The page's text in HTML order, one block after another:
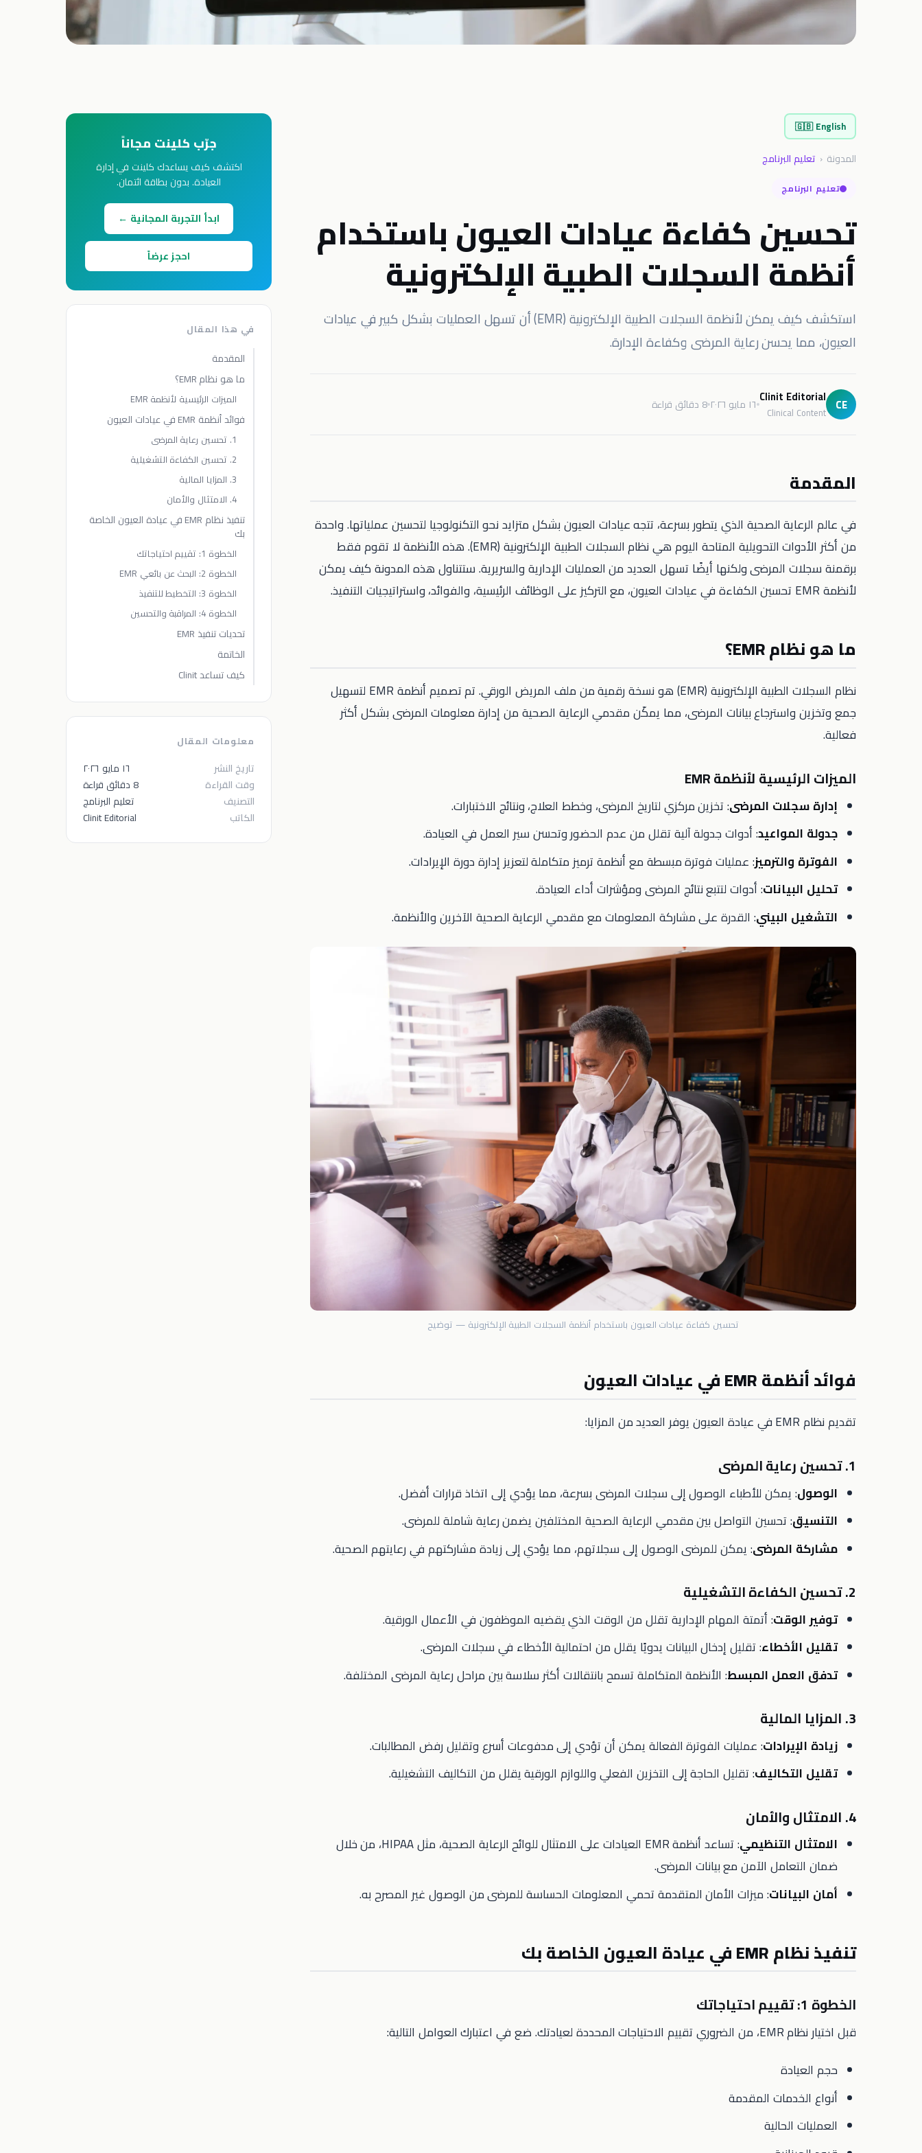
🇬🇧 English
المدونة ‹ تعليم البرنامج
تعليم البرنامج
تحسين كفاءة عيادات العيون باستخدام
أنظمة السجلات الطبية الإلكترونية
استكشف كيف يمكن لأنظمة السجلات الطبية الإلكترونية (EMR) أن تسهل العمليات بشكل كبير في عيادات
العيون، مما يحسن رعاية المرضى وكفاءة الإدارة.
CE
Clinit Editorial
Clinical Content ١٦ مايو ٢٠٢٦ 8 دقائق قراءة
المقدمة
في عالم الرعاية الصحية الذي يتطور بسرعة، تتجه عيادات العيون بشكل متزايد نحو التكنولوجيا لتحسين عملياتها. واحدة
من أكثر الأدوات التحويلية المتاحة اليوم هي نظام السجلات الطبية الإلكترونية (EMR). هذه الأنظمة لا تقوم فقط
برقمنة سجلات المرضى ولكنها أيضًا تسهل العديد من العمليات الإدارية والسريرية. ستتناول هذه المدونة كيف يمكن
لأنظمة EMR تحسين الكفاءة في عيادات العيون، مع التركيز على الوظائف الرئيسية، والفوائد، واستراتيجيات التنفيذ.
ما هو نظام EMR؟
نظام السجلات الطبية الإلكترونية (EMR) هو نسخة رقمية من ملف المريض الورقي. تم تصميم أنظمة EMR لتسهيل
جمع وتخزين واسترجاع بيانات المرضى، مما يمكّن مقدمي الرعاية الصحية من إدارة معلومات المرضى بشكل أكثر
فعالية.
الميزات الرئيسية لأنظمة EMR
إدارة سجلات المرضى: تخزين مركزي لتاريخ المرضى، وخطط العلاج، ونتائج الاختبارات.
جدولة المواعيد: أدوات جدولة آلية تقلل من عدم الحضور وتحسن سير العمل في العيادة.
الفوترة والترميز: عمليات فوترة مبسطة مع أنظمة ترميز متكاملة لتعزيز إدارة دورة الإيرادات.
تحليل البيانات: أدوات لتتبع نتائج المرضى ومؤشرات أداء العيادة.
التشغيل البيني: القدرة على مشاركة المعلومات مع مقدمي الرعاية الصحية الآخرين والأنظمة.
تحسين كفاءة عيادات العيون باستخدام أنظمة السجلات الطبية الإلكترونية — توضيح
فوائد أنظمة EMR في عيادات العيون
تقديم نظام EMR في عيادة العيون يوفر العديد من المزايا:
1. تحسين رعاية المرضى
الوصول: يمكن للأطباء الوصول إلى سجلات المرضى بسرعة، مما يؤدي إلى اتخاذ قرارات أفضل.
التنسيق: تحسين التواصل بين مقدمي الرعاية الصحية المختلفين يضمن رعاية شاملة للمرضى.
مشاركة المرضى: يمكن للمرضى الوصول إلى سجلاتهم، مما يؤدي إلى زيادة مشاركتهم في رعايتهم الصحية.
2. تحسين الكفاءة التشغيلية
توفير الوقت: أتمتة المهام الإدارية تقلل من الوقت الذي يقضيه الموظفون في الأعمال الورقية.
تقليل الأخطاء: تقليل إدخال البيانات يدويًا يقلل من احتمالية الأخطاء في سجلات المرضى.
تدفق العمل المبسط: الأنظمة المتكاملة تسمح بانتقالات أكثر سلاسة بين مراحل رعاية المرضى المختلفة.
3. المزايا المالية
زيادة الإيرادات: عمليات الفوترة الفعالة يمكن أن تؤدي إلى مدفوعات أسرع وتقليل رفض المطالبات.
تقليل التكاليف: تقليل الحاجة إلى التخزين الفعلي واللوازم الورقية يقلل من التكاليف التشغيلية.
4. الامتثال والأمان
الامتثال التنظيمي
: تساعد أنظمة EMR العيادات على الامتثال للوائح الرعاية الصحية، مثل HIPAA، من خلال
ضمان التعامل الآمن مع بيانات المرضى.
أمان البيانات: ميزات الأمان المتقدمة تحمي المعلومات الحساسة للمرضى من الوصول غير المصرح به.
تنفيذ نظام EMR في عيادة العيون الخاصة بك
الخطوة 1: تقييم احتياجاتك
قبل اختيار نظام EMR، من الضروري تقييم الاحتياجات المحددة لعيادتك. ضع في اعتبارك العوامل التالية:
حجم العيادة
أنواع الخدمات المقدمة
العمليات الحالية
جرّب كلينت مجاناً
اكتشف كيف يساعدك كلينت في إدارة
العيادة. بدون بطاقة ائتمان.
ابدأ التجربة المجانية ←
احجز عرضاً
في هذا المقال
المقدمة
ما هو نظام EMR؟
الميزات الرئيسية لأنظمة EMR
فوائد أنظمة EMR في عيادات العيون
1. تحسين رعاية المرضى
2. تحسين الكفاءة التشغيلية
3. المزايا المالية
4. الامتثال والأمان
تنفيذ نظام EMR في عيادة العيون الخاصة
بك
الخطوة 1: تقييم احتياجاتك
الخطوة 2: البحث عن بائعي EMR
الخطوة 3: التخطيط للتنفيذ
الخطوة 4: المراقبة والتحسين
تحديات تنفيذ EMR
الخاتمة
كيف تساعد Clinit
معلومات المقال
تاريخ النشر
١٦ مايو ٢٠٢٦
وقت القراءة
8 دقائق قراءة
التصنيف
تعليم البرنامج
الكاتب
Clinit Editorial